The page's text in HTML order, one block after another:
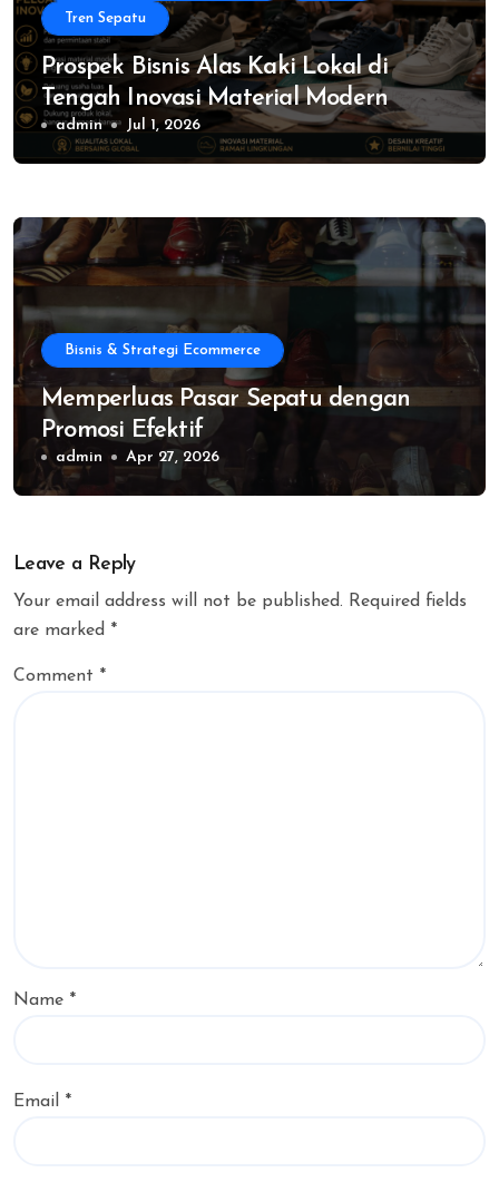
Tren Sepatu
Prospek Bisnis Alas Kaki Lokal di
Tengah Inovasi Material Modern
admin Jul 1, 2026
Bisnis & Strategi Ecommerce
Memperluas Pasar Sepatu dengan
Promosi Efektif
admin Apr 27, 2026
Leave a Reply
Your email address will not be published. Required fields
are marked *
Comment *
Name *
Email *